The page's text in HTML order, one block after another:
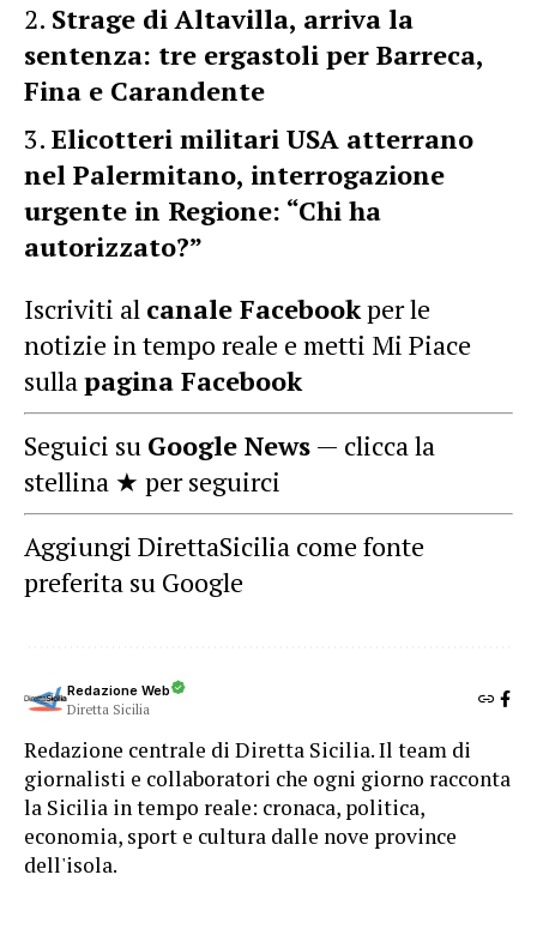
Strage di Altavilla, arriva la
sentenza: tre ergastoli per Barreca,
Fina e Carandente
Elicotteri militari USA atterrano
nel Palermitano, interrogazione
urgente in Regione: “Chi ha
autorizzato?”
Iscriviti al canale Facebookper le
notizie in tempo reale e metti Mi Piace
sullapagina Facebook
Seguici su Google News — clicca la
stellina ★ per seguirci
Aggiungi DirettaSicilia come fonte
preferita su Google
Redazione Web
Diretta Sicilia
Redazione centrale di Diretta Sicilia. Il team di
giornalisti e collaboratori che ogni giorno racconta
la Sicilia in tempo reale: cronaca, politica,
economia, sport e cultura dalle nove province
dell'isola.